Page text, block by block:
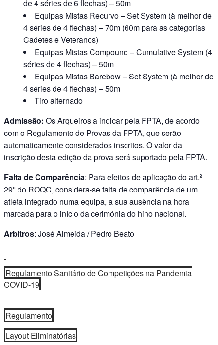
de 4 séries de 6 flechas) – 50m
Equipas Mistas Recurvo – Set System (à melhor de
4 séries de 4 flechas) – 70m (60m para as categorias
Cadetes e Veteranos)
Equipas Mistas Compound – Cumulative System (4
séries de 4 flechas) – 50m
Equipas Mistas Barebow – Set System (à melhor de
4 séries de 4 flechas) – 50m
Tiro alternado
Admissão: Os Arqueiros a indicar pela FPTA, de acordo
com o Regulamento de Provas da FPTA, que serão
automaticamente considerados inscritos. O valor da
inscrição desta edição da prova será suportado pela FPTA.
Falta de Comparência: Para efeitos de aplicação do art.º
29º do ROQC, considera-se falta de comparência de um
atleta integrado numa equipa, a sua ausência na hora
marcada para o início da cerimónia do hino nacional.
Árbitros: José Almeida / Pedro Beato
Regulamento Sanitário de Competições na Pandemia
COVID-19
Regulamento
Layout Eliminatórias